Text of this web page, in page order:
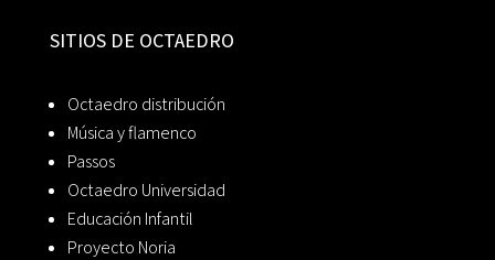
SITIOS DE OCTAEDRO
Octaedro distribución
Música y flamenco
Passos
Octaedro Universidad
Educación Infantil
Proyecto Noria